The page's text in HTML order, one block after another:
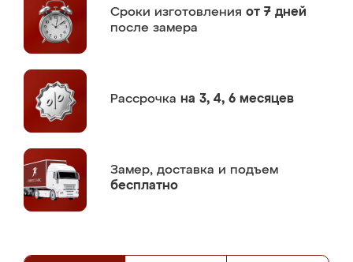
Сроки изготовления от 7 дней
после замера
Рассрочка на 3, 4, 6 месяцев
Замер, доставка и подъем
бесплатно